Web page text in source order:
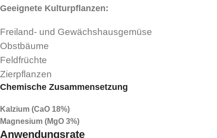
Geeignete Kulturpflanzen:
Freiland- und Gewächshausgemüse
Obstbäume
Feldfrüchte
Zierpflanzen
Chemische Zusammensetzung
Kalzium (CaO 18%)
Magnesium (MgO 3%)
Anwendungsrate